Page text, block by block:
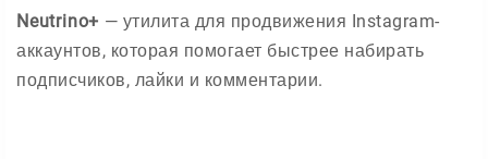
Neutrino+ — утилита для продвижения Instagram-
аккаунтов, которая помогает быстрее набирать
подписчиков, лайки и комментарии.